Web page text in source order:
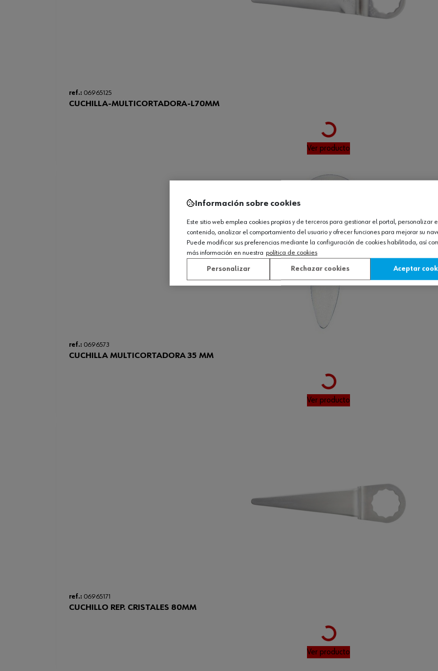
ref.: 06965125
CUCHILLA-MULTICORTADORA-L70MM Loading...
Ver producto
ref.: 0696573
CUCHILLA MULTICORTADORA 35 MM Loading...
Ver producto
ref.: 06965171
CUCHILLO REP. CRISTALES 80MM Loading...
Ver producto
Información sobre cookies
Este sitio web emplea cookies propias y de terceros para gestionar el portal, personalizar
contenido, analizar el comportamiento del usuario y ofrecer funciones para mejorar su
Puede modificar sus preferencias mediante la configuración de cookies habilitada, así
más información en nuestra política de cookies
Personalizar Rechazar cookies Aceptar